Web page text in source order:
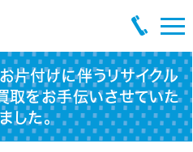
片付けに伴うリサイクル
をお手伝いさせていた
した。